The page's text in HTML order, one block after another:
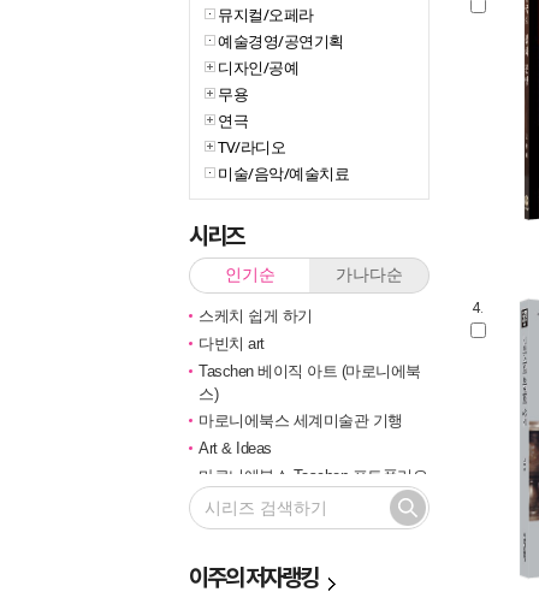
뮤지컬/오페라
예술경영/공연기획
디자인/공예
무용
연극
TV/라디오
미술/음악/예술치료
시리즈
인기순 가나다순
스케치 쉽게 하기
다빈치 art
Taschen 베이직 아트 (마로니에북
스)
마로니에북스 세계미술관 기행
Art & Ideas
마로니에북스 Taschen 포트폴리오
Korean Art Book
열화당 현대미술운동총서
까
이주의저자랭킹
4.